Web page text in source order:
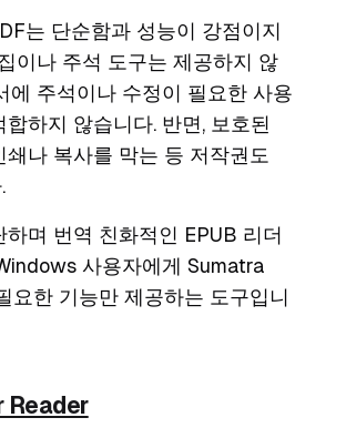
는 단순함과 성능이 강점이지
이나 주석 도구는 제공하지 않
에 주석이나 수정이 필요한 사용
합하지 않습니다. 반면, 보호된
쇄나 복사를 막는 등 저작권도
하며 번역 친화적인 EPUB 리더
사용자에게 Sumatra
요한 기능만 제공하는 도구입니
Reader